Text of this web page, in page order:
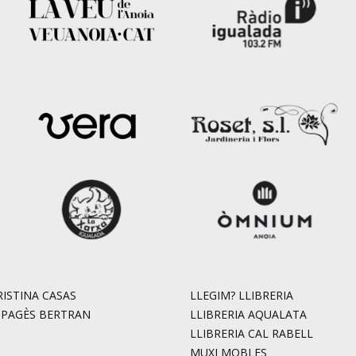
CASAS
BERTRAN
LLEGIM? LLIBRERIA
LLIBRERIA AQUALATA
LLIBRERIA CAL RABELL
MUXI MOBLES